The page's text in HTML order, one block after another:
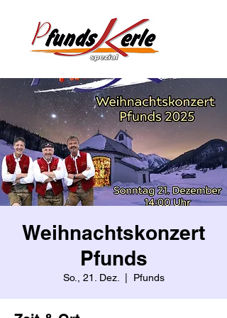
Weihnachtskonzert
Pfunds
So., 21. Dez. Pfunds